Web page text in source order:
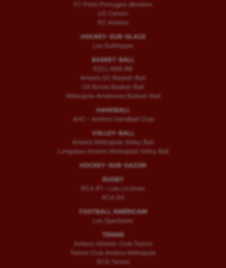
FC Porto Portugais d’Amiens
US Camon
RC Amiens
HOCKEY-SUR-GLACE
Les Gothiques
BASKET-BALL
ESCLAMS BB
Amiens SC Basket-Ball
US Boves Basket-Ball
Métropole Amiénoise Basket-Ball
HANDBALL
AHC – Amiens Handball Club
VOLLEY-BALL
Amiens Métropole Volley Ball
Longueau Amiens Metropole Volley Ball
HOCKEY-SUR-GAZON
RUGBY
RCA (F) – Les Licornes
RCA (H)
FOOTBALL AMÉRICAIN
Les Spartiates
TENNIS
Amiens Athletic Club Tennis
Tennis Club Amiens Métropole
RCA Tennis